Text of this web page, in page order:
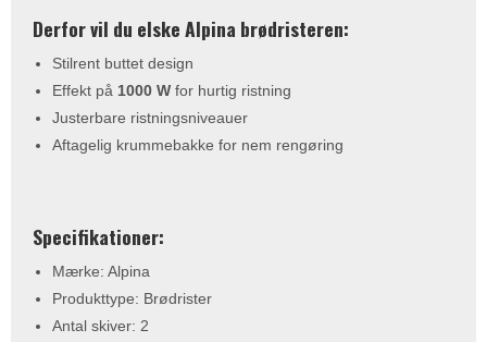
Derfor vil du elske Alpina brødristeren:
Stilrent buttet design
Effekt på 1000 Wfor hurtig ristning
Justerbare ristningsniveauer
Aftagelig krummebakke for nem rengøring
Specifikationer:
Mærke: Alpina
Produkttype: Brødrister
Antal skiver: 2